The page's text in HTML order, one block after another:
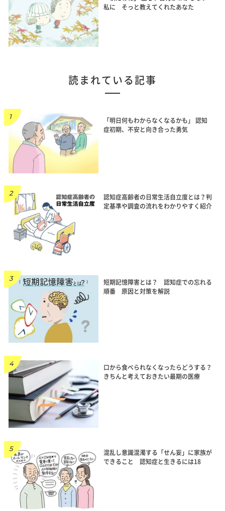
私に そっと教えてくれたあなた
読まれている記事
「明日何もわからなくなるかも」 認知
症初期、不安と向き合った勇気
認知症高齢者の日常生活自立度とは？判
定基準や調査の流れをわかりやすく紹介
短期記憶障害とは？ 認知症での忘れる
順番 原因と対策を解説
口から食べられなくなったらどうする？
きちんと考えておきたい最期の医療
混乱し意識混濁する「せん妄」に家族が
できること 認知症と生きるには18